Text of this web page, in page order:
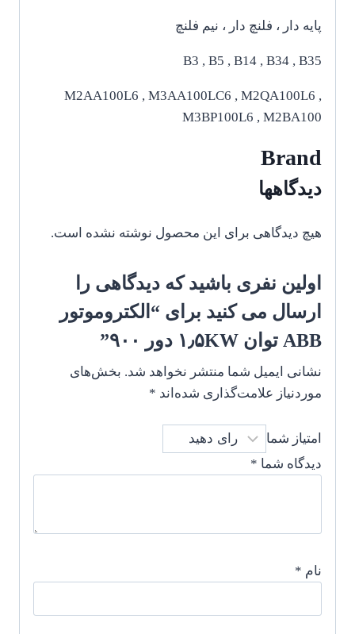
پایه دار ، فلنچ دار ، نیم فلنچ
B3 , B5 , B14 , B34 , B35
M2AA100L6 , M3AA100LC6 , M2QA100L6 ,
M3BP100L6 , M2BA100
Brand
دیدگاهها
هیچ دیدگاهی برای این محصول نوشته نشده است.
اولین نفری باشید که دیدگاهی را
ارسال می کنید برای “الکتروموتور
ABB توان ۱٫۵KW دور ۹۰۰”
نشانی ایمیل شما منتشر نخواهد شد. بخش‌های
موردنیاز علامت‌گذاری شده‌اند *
امتیاز شما
دیدگاه شما *
نام *